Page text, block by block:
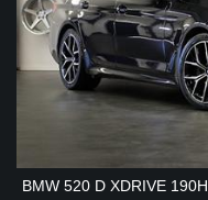
BMW 520 D XDRIVE